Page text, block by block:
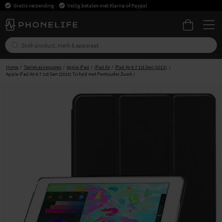
Gratis verzending Veilig betalen met Klarna of Paypal
Home Tablet-accessoires Apple iPad iPad Air
iPad Air 9.7 1st Gen (2013)
Apple iPad Air 9.7 1st Gen (2013) Tri-fold met Penhouder Zwart